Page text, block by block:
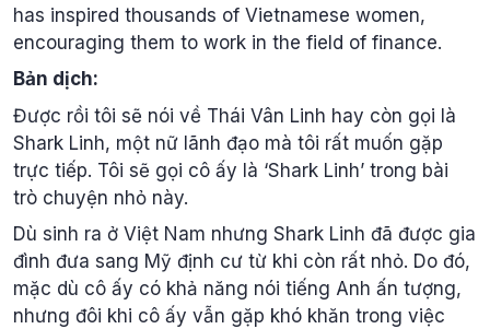
has inspired thousands of Vietnamese women,
encouraging them to work in the field of finance.
Bản dịch:
Được rồi tôi sẽ nói về Thái Vân Linh hay còn gọi là
Shark Linh, một nữ lãnh đạo mà tôi rất muốn gặp
trực tiếp. Tôi sẽ gọi cô ấy là ‘Shark Linh’ trong bài
trò chuyện nhỏ này.
Dù sinh ra ở Việt Nam nhưng Shark Linh đã được gia
đình đưa sang Mỹ định cư từ khi còn rất nhỏ. Do đó,
mặc dù cô ấy có khả năng nói tiếng Anh ấn tượng,
nhưng đôi khi cô ấy vẫn gặp khó khăn trong việc